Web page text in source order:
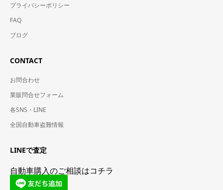
プライバシーポリシー
FAQ
ブログ
CONTACT
お問合わせ
業販問合せフォーム
各SNS・LINE
全国自動車盗難情報
LINEで査定
自動車購入のご相談はコチラ